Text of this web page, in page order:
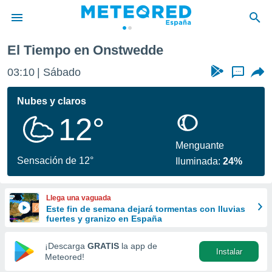
de
por
se
calidad.
a este
las
y
forma
digital
basada
El Tiempo en Onstwedde
03:10 Sábado ...
Nubes y claros
12°
Sensación de 12°
Menguante
Iluminada:24%
Llega una vaguada
Este fin de semana dejará tormentas con lluvias
fuertes y granizo en España
¡Descarga GRATIS la app de
Meteored!
Instalar